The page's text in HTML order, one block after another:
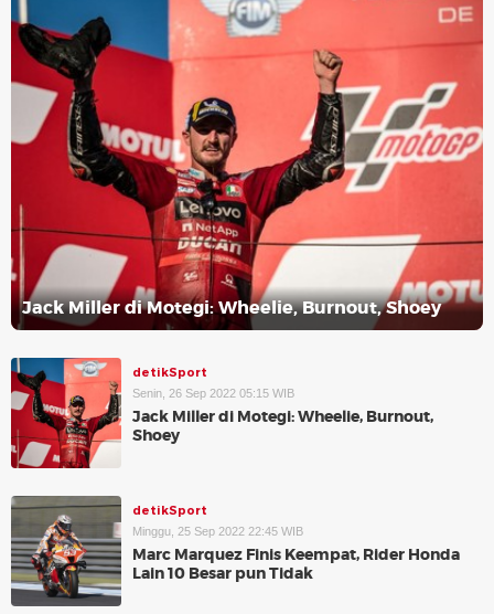
Jack Miller di Motegi: Wheelie, Burnout, Shoey
detikSport
Senin, 26 Sep 2022 05:15 WIB
Jack Miller di Motegi: Wheelie, Burnout,
Shoey
detikSport
Minggu, 25 Sep 2022 22:45 WIB
Marc Marquez Finis Keempat, Rider Honda
Lain 10 Besar pun Tidak